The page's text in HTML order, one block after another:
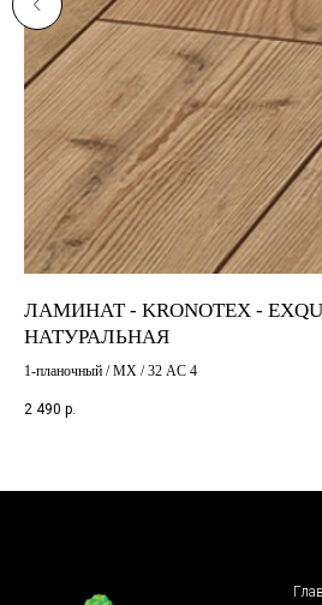
ЛАМИНАТ - KRONOTEX -
НАТУРАЛЬНАЯ
1-планочный / MX / 32 AC 4
2 490 р.